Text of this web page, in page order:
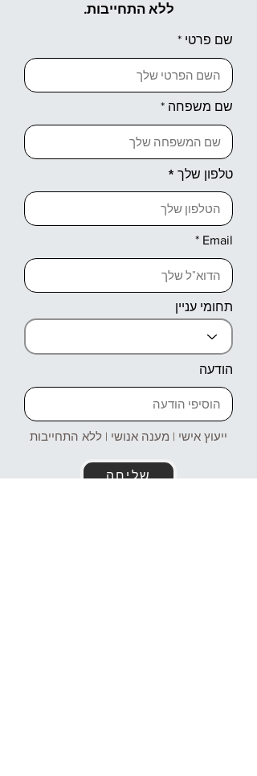
ללא התחייבות.
שם פרטי
שם משפחה
טלפון שלך
Email
תחומי עניין
הודעה
ייעוץ אישי | מענה אנושי | ללא התחייבות
שליחה